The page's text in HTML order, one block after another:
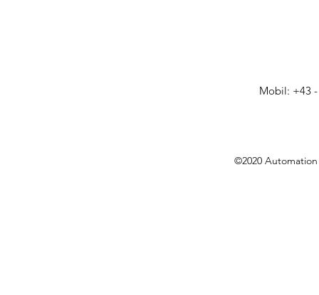
Mobil: +43
©2020